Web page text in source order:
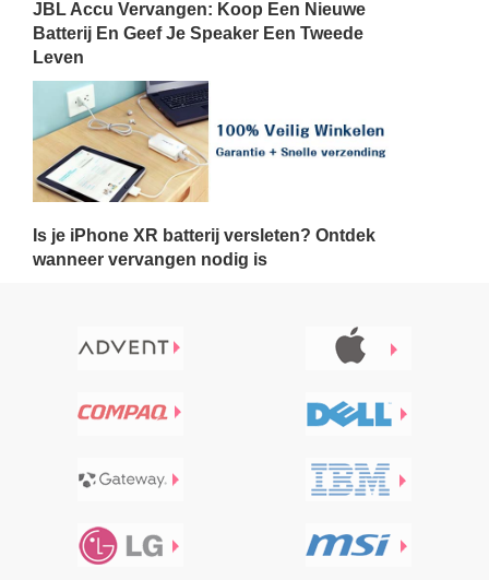
JBL Accu Vervangen: Koop Een Nieuwe
Batterij En Geef Je Speaker Een Tweede
Leven
Is je iPhone XR batterij versleten? Ontdek
wanneer vervangen nodig is